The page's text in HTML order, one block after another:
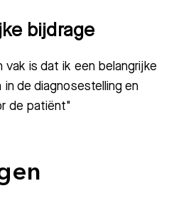
bijdrage
vak is dat ik een belangrijke
in de diagnosestelling en
de patiënt"